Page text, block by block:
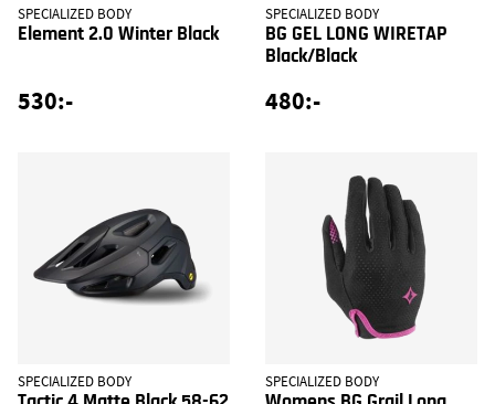
SPECIALIZED BODY
Element 2.0 Winter Black
530:-
SPECIALIZED BODY
BG GEL LONG WIRETAP
Black/Black
480:-
SPECIALIZED BODY SPECIALIZED BODY